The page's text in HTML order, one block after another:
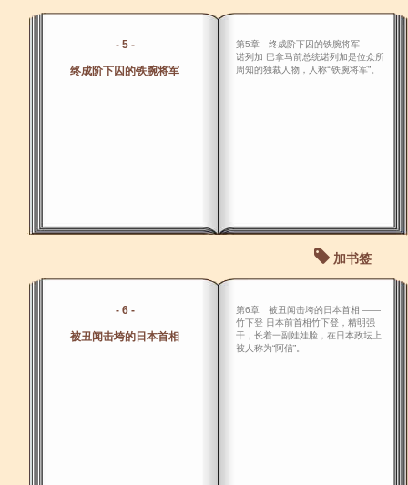
- 5 -
终成阶下囚的铁腕将军
第5章 终成阶下囚的铁腕将军 ――
诺列加 巴拿马前总统诺列加是位众所
周知的独裁人物，人称‘“铁腕将军”。
加书签
- 6 -
被丑闻击垮的日本首相
第6章 被丑闻击垮的日本首相 ――
竹下登 日本前首相竹下登，精明强
干，长着一副娃娃脸，在日本政坛上
被人称为“阿信”。